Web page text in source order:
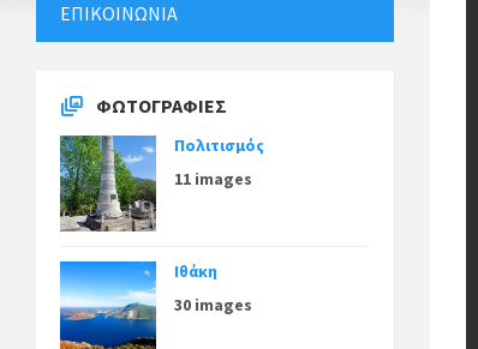
ΕΠΙΚΟΙΝΩΝΊΑ
ΦΩΤΟΓΡΑΦΊΕΣ
Πολιτισμός
11 images
Ιθάκη
30 images